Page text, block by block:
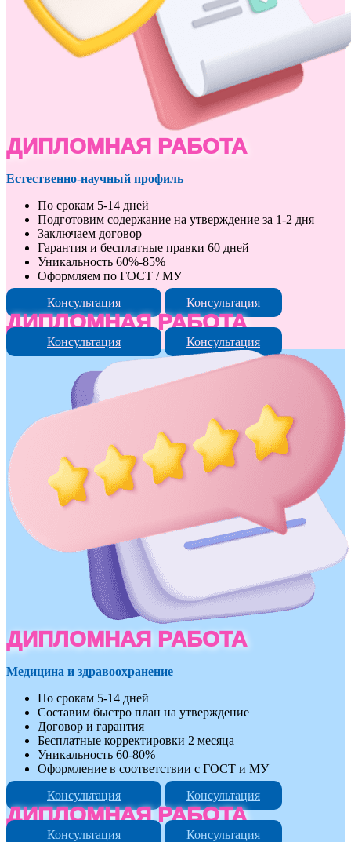
ДИПЛОМНАЯ РАБОТА
Естественно-научный профиль
По срокам 5-14 дней
Подготовим содержание на утверждение за 1-2 дня
Заключаем договор
Гарантия и бесплатные правки 60 дней
Уникальность 60%-85%
Оформляем по ГОСТ / МУ
Консультация
Консультация
ДИПЛОМНАЯ РАБОТА
Консультация Консультация
ДИПЛОМНАЯ РАБОТА
Медицина и здравоохранение
По срокам 5-14 дней
Составим быстро план на утверждение
Договор и гарантия
Бесплатные корректировки 2 месяца
Уникальность 60-80%
Оформление в соответствии с ГОСТ и МУ
Консультация
Консультация
ДИПЛОМНАЯ РАБОТА
Консультация Консультация